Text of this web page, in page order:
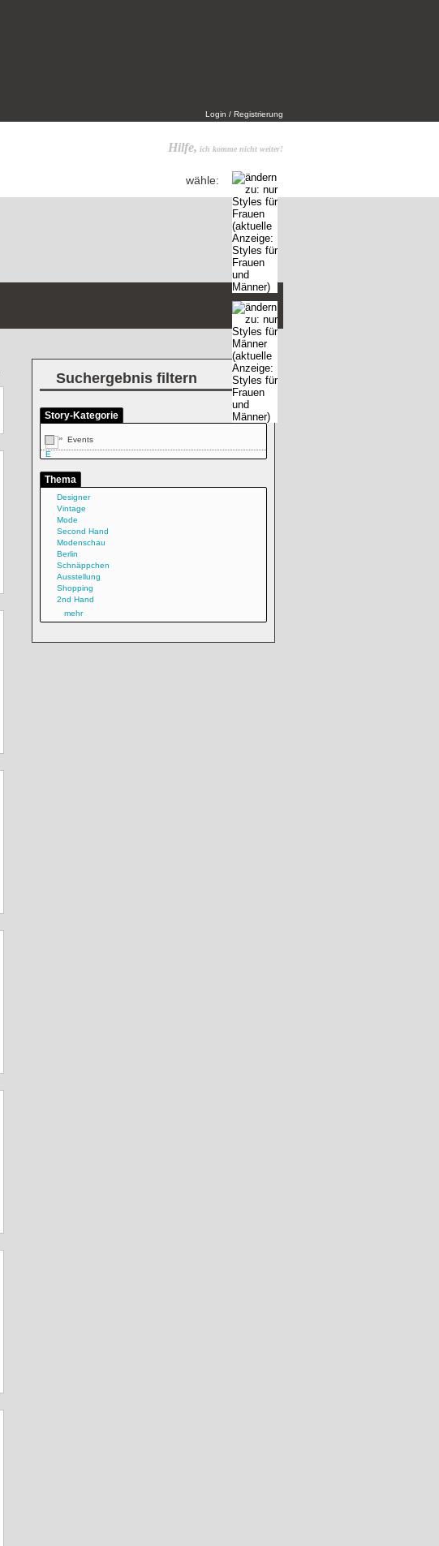
Login / Registrierung
Hilfe, ich komme nicht weiter!
wähle:
Suchergebnis filtern
Story-Kategorie
» Events
Thema
Designer
Vintage
Mode
Second Hand
Modenschau
Berlin
Schnäppchen
Ausstellung
Shopping
2nd Hand
mehr